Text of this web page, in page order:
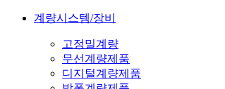
계량시스템/장비
고정밀계량
무선계량제품
디지털계량제품